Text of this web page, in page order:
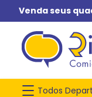
Venda seus
Todos